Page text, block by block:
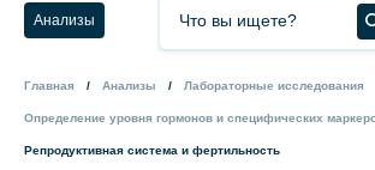
Анализы
Главная Анализы Лабораторные исследования
Определение уровня гормонов и специфических
Репродуктивная система и фертильность